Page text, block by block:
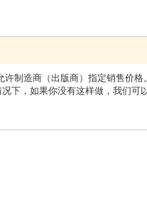
制造商（出版商）指定销售价
下，如果你没有这样做，我们可